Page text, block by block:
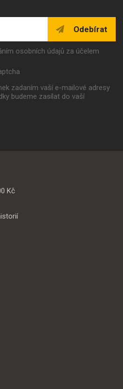
Odebírat
osobních údajů za účelem
zadaním vaší e-mailové adresy
budeme zasílat do vaší
Kč